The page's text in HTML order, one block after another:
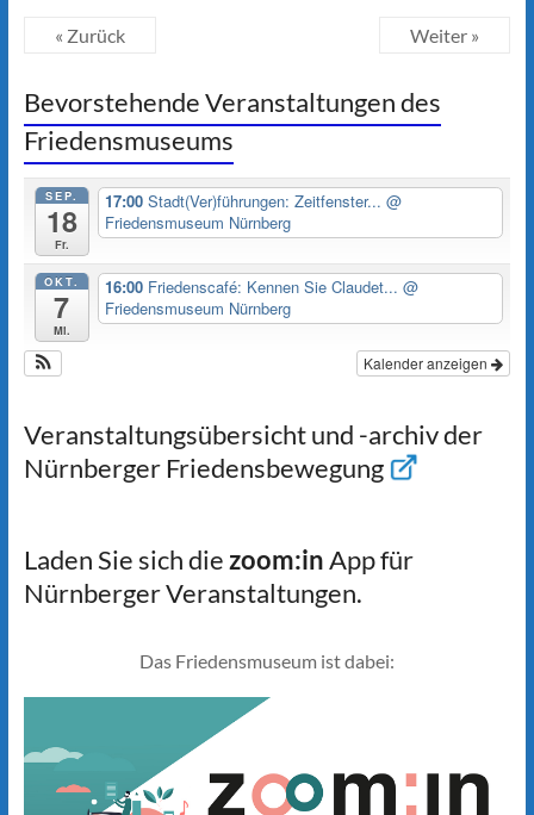
« Zurück Weiter »
Bevorstehende Veranstaltungen des
Friedensmuseums
SEP.
18
Fr.
17:00Stadt(Ver)führungen: Zeitfenster...@
Friedensmuseum Nürnberg
OKT.
7
Mi.
16:00 Friedenscafé: Kennen Sie Claudet...@
Friedensmuseum Nürnberg
Kalender anzeigen
Veranstaltungsübersicht und -archiv der
Nürnberger Friedensbewegung
Laden Sie sich diezoom:inApp für
Nürnberger Veranstaltungen.
Das Friedensmuseum ist dabei: